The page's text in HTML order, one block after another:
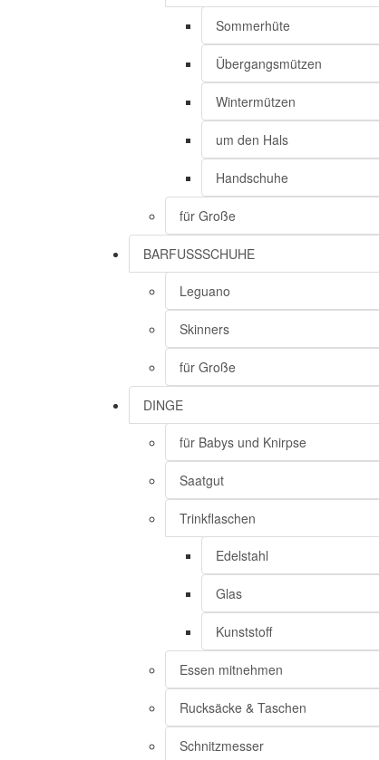
Sommerhüte
Übergangsmützen
Wintermützen
um den Hals
Handschuhe
für Große
BARFUSSSCHUHE
Leguano
Skinners
für Große
DINGE
für Babys und Knirpse
Saatgut
Trinkflaschen
Edelstahl
Glas
Kunststoff
Essen mitnehmen
Rucksäcke & Taschen
Schnitzmesser